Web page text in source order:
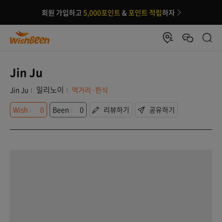
회원 가입하고 5,000포인트 &포인트 적립하자
Jin Ju
Jin Ju 일리노이
먹거리·한식
Wish
0 Been 0 리뷰하기 공유하기